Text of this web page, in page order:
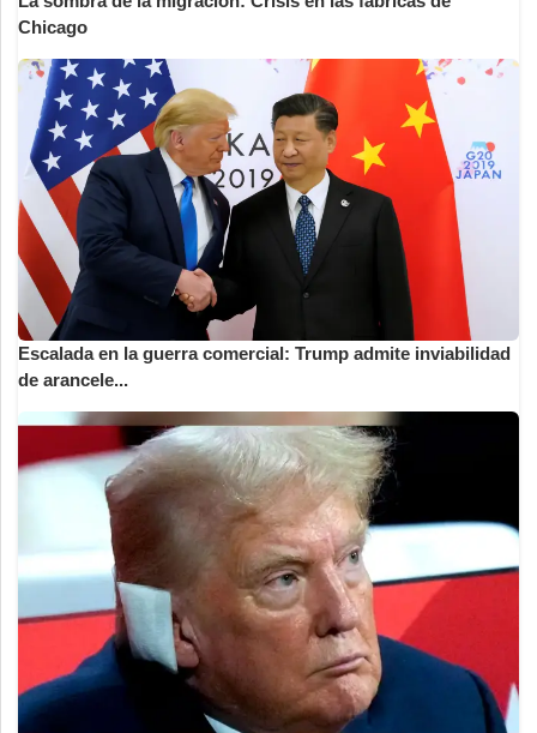
Chicago
Escalada en la guerra comercial: Trump admite inviabilidad
de arancele...